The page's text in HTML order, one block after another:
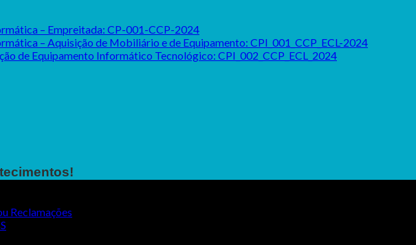
– Empreitada: CP-001-CCP-2024
– Aquisição de Mobiliário e de Equipamento: CPI_001_CCP_ECL-2024
de Equipamento Informático Tecnológico: CPI_002_CCP_ECL_2024
Reclamações